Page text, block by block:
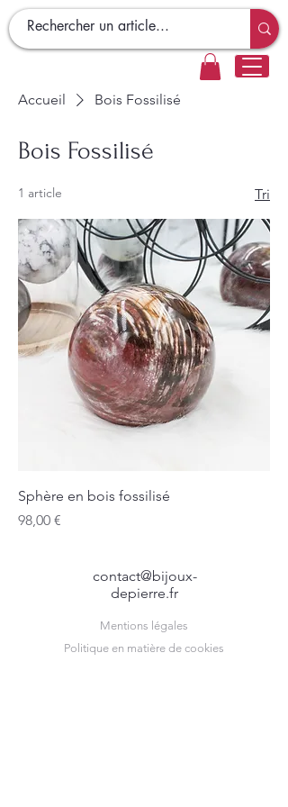
Accueil Bois Fossilisé
Bois Fossilisé
1 article Tri
Sphère en bois fossilisé
Prix
98,00 €
contact@bijoux-
depierre.fr
Mentions légales
Politique en matière de cookies